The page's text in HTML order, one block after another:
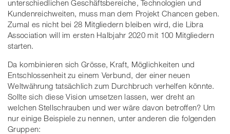
unterschiedlichen Geschäftsbereiche, Technologien und
Kundenreichweiten, muss man dem Projekt Chancen geben.
Zumal es nicht bei 28 Mitgliedern bleiben wird, die Libra
Association will im ersten Halbjahr 2020 mit 100 Mitgliedern
starten.
Da kombinieren sich Grösse, Kraft, Möglichkeiten und
Entschlossenheit zu einem Verbund, der einer neuen
Weltwährung tatsächlich zum Durchbruch verhelfen könnte.
Sollte sich diese Vision umsetzen lassen, wer dreht an
welchen Stellschrauben und wer wäre davon betroffen? Um
nur einige Beispiele zu nennen, unter anderen die folgenden
Gruppen: